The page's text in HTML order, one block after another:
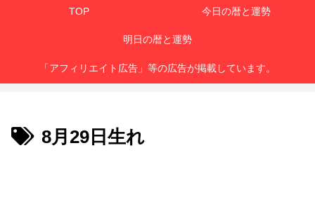
TOP 今日の暦と運勢
明日の暦と運勢
「アフィリエイト広告」等の広告が掲載しています。
8月29日生れ